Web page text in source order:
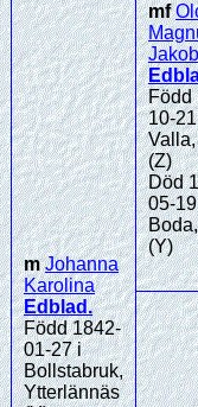
mJohanna
Karolina
Edblad.
Född 1842-
01-27 i
Bollstabruk,
Ytterlännäs
mf
Född
10-
(Z)
Död
05-
(Y)